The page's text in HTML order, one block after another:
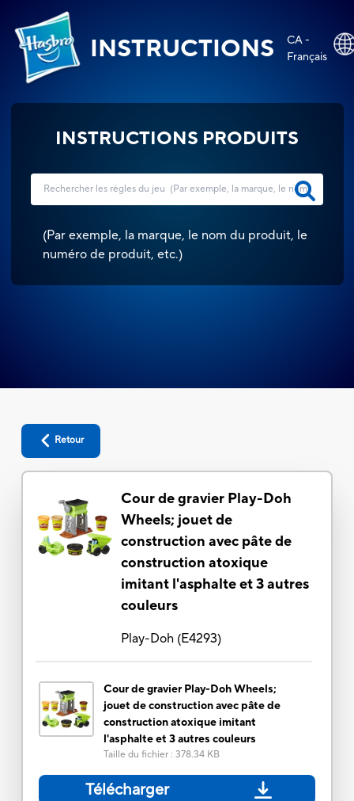
INSTRUCTIONS
CA -
Français
INSTRUCTIONS PRODUITS
(Par exemple, la marque, le nom du produit, le
numéro de produit, etc.)
Retour
Cour de gravier Play-Doh
Wheels; jouet de
construction avec pâte de
construction atoxique
imitant l'asphalte et 3 autres
couleurs
Play-Doh(E4293)
Cour de gravier Play-Doh Wheels;
jouet de construction avec pâte de
construction atoxique imitant
l'asphalte et 3 autres couleurs
Taille du fichier: 378.34 KB
Télécharger